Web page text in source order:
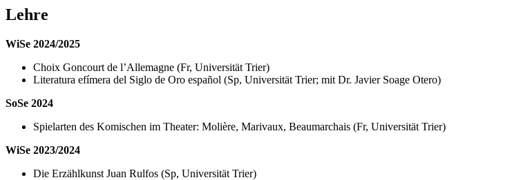
Lehre
WiSe 2024/2025
Choix Goncourt de l’Allemagne (Fr, Universität Trier)
Literatura efímera del Siglo de Oro español (Sp, Universität Trier; mit Dr. Javier Soage Otero)
SoSe 2024
Spielarten des Komischen im Theater: Molière, Marivaux, Beaumarchais (Fr, Universität Trier)
WiSe 2023/2024
Die Erzählkunst Juan Rulfos (Sp, Universität Trier)